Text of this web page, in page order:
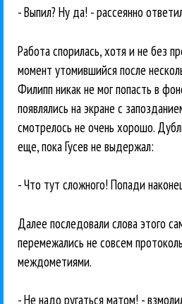
- Выпил? Ну да! - рассеянно
Работа спорилась, хотя и не без
момент утомившийся после
Филипп никак не мог попасть в
появлялись на экране с
смотрелось не очень хорошо.
еще, пока Гусев не выдержал:
- Что тут сложного! Попади
Далее последовали слова этого
перемежались не совсем
междометиями.
- Не надо ругаться матом! -